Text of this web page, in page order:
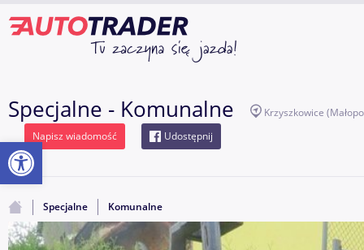
Specjalne - Komunalne Krzyszkowice
Napisz wiadomość
Udostępnij
Specjalne Komunalne
Otwórz pasek narzędzi